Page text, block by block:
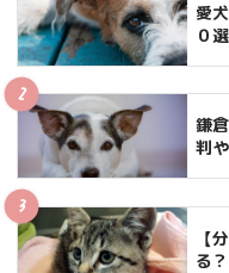
愛
０
鎌
判
【
る